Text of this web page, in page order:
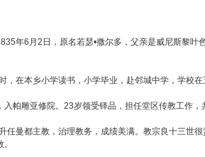
年6月2日，原名若瑟•撒尔多，父亲是威尼斯黎叶
在本乡小学读书，小学毕业，赴邻城中学，学校
帕雕亚修院。23岁领受铎品，担任堂区传教工作
曼都主教，治理教务，成绩美满。教宗良十三世很
。